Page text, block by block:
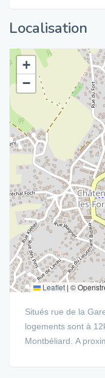
Localisation
+
−
Leaflet | ©
Situés rue de la
logements sont à
Montbéliard. A